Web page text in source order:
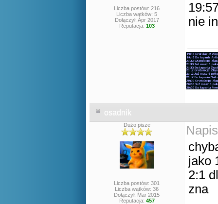
Liczba postów: 216
Liczba wątków: 5
Dołączył: Apr 2017
Reputacja: 103
nie
osadnik
Dużo pisze
Liczba postów: 301
Liczba wątków: 36
Dołączył: Mar 2015
Reputacja: 457
jako
2:1
zna